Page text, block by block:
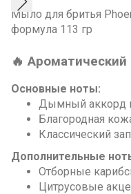
Мыло для бритья
формула 113 гр
🔥
Основные ноты:
Дымный аккорд
Благородная
Классический
Дополнительные
Отборные
Цитрусовые